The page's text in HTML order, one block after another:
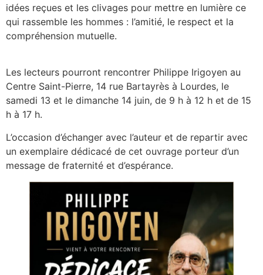
idées reçues et les clivages pour mettre en lumière ce
qui rassemble les hommes : l’amitié, le respect et la
compréhension mutuelle.
Les lecteurs pourront rencontrer Philippe Irigoyen au
Centre Saint-Pierre, 14 rue Bartayrès à Lourdes, le
samedi 13 et le dimanche 14 juin, de 9 h à 12 h et de 15
h à 17 h.
L’occasion d’échanger avec l’auteur et de repartir avec
un exemplaire dédicacé de cet ouvrage porteur d’un
message de fraternité et d’espérance.